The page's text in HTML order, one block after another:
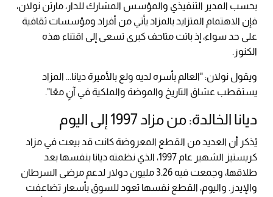
بحسب المدير التنفيذي والمؤسس المشارك للدار، مارتن نولان،
فإن الاهتمام المتزايد بالمزاد يأتي من أفراد ومؤسسات ثقافية
على حد سواء، إذ باتت متاحف كبرى تسعى إلى اقتناء هذه
الكنوز.
ويقول نولان: "العالم بأسره لديه ولع بالأميرة ديانا... المزاد
يستقطب عشاق التاريخ والموضة والملكية في آنٍ معًا".
ديانا الخالدة: من مزاد 1997 إلى اليوم
يُذكر أن العديد من القطع المعروضة كانت قد بيعت في مزاد
كريستيز الشهير عام 1997، الذي نظمته ديانا بنفسها بعد
طلاقها، وجمعت فيه 3.26 مليون دولار لدعم مرضى السرطان
والإيدز. واليوم، القطع نفسها تعود للسوق بأسعار تضاعفت